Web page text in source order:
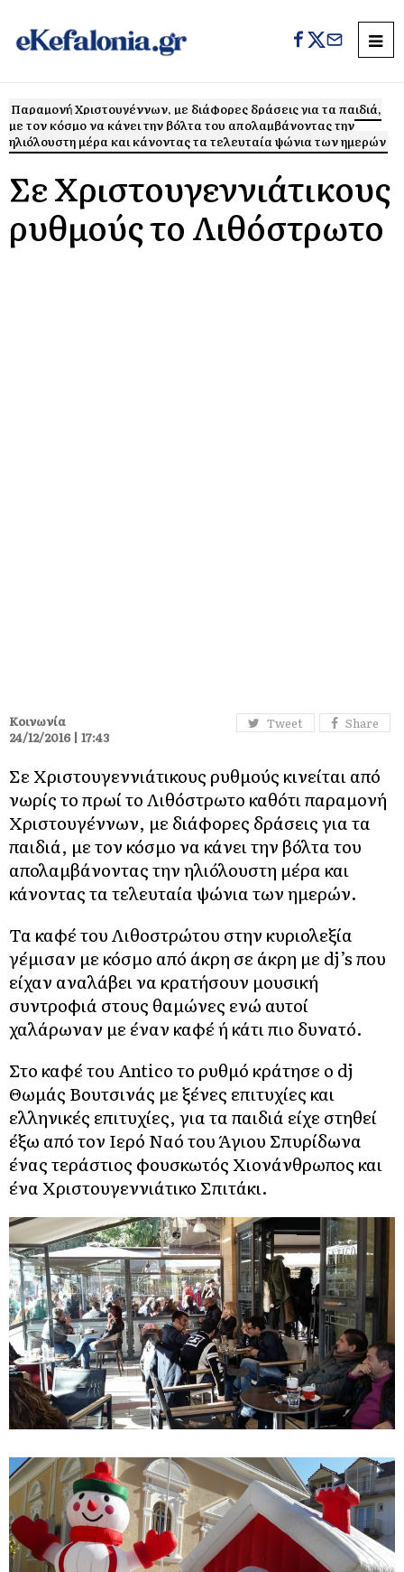
Παραμονή Χριστουγέννων, με διάφορες δράσεις για τα παιδιά,
με τον κόσμο να κάνει την βόλτα του απολαμβάνοντας την
ηλιόλουστη μέρα και κάνοντας τα τελευταία ψώνια των ημερών
Σε Χριστουγεννιάτικους
ρυθμούς το Λιθόστρωτο
Tweet Share
Κοινωνία
24/12/2016 | 17:43
Σε Χριστουγεννιάτικους ρυθμούς κινείται από
νωρίς το πρωί το Λιθόστρωτο καθότι παραμονή
Χριστουγέννων, με διάφορες δράσεις για τα
παιδιά, με τον κόσμο να κάνει την βόλτα του
απολαμβάνοντας την ηλιόλουστη μέρα και
κάνοντας τα τελευταία ψώνια των ημερών.
Τα καφέ του Λιθοστρώτου στην κυριολεξία
γέμισαν με κόσμο από άκρη σε άκρη με dj’s που
είχαν αναλάβει να κρατήσουν μουσική
συντροφιά στους θαμώνες ενώ αυτοί
χαλάρωναν με έναν καφέ ή κάτι πιο δυνατό.
Στο καφέ του Antico το ρυθμό κράτησε ο dj
Θωμάς Βουτσινάς με ξένες επιτυχίες και
ελληνικές επιτυχίες, για τα παιδιά είχε στηθεί
έξω από τον Ιερό Ναό του Άγιου Σπυρίδωνα
ένας τεράστιος φουσκωτός Χιονάνθρωπος και
ένα Χριστουγεννιάτικο Σπιτάκι.